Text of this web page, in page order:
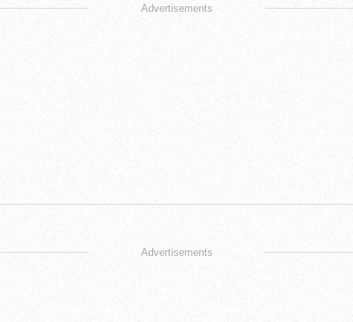
Advertisements
Advertisements